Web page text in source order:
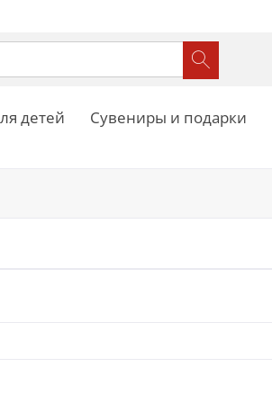
детей Сувениры и подарки